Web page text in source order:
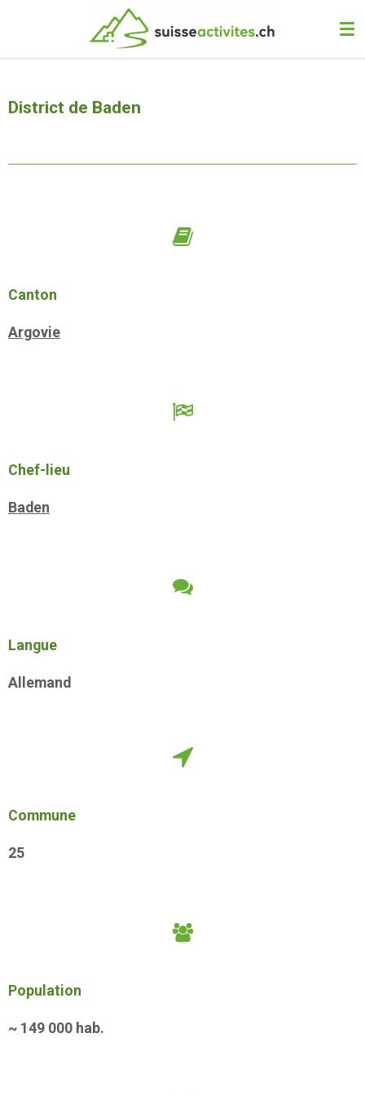
District de Baden
Canton
Argovie
Chef-lieu
Baden
Langue
Allemand
Commune
25
Population
~ 149 000 hab.